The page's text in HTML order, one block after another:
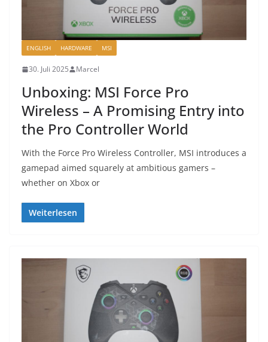
ENGLISH HARDWARE MSI
30. Juli 2025 Marcel
Unboxing: MSI Force Pro
Wireless – A Promising Entry into
the Pro Controller World
With the Force Pro Wireless Controller, MSI introduces a
gamepad aimed squarely at ambitious gamers –
whether on Xbox or
Weiterlesen